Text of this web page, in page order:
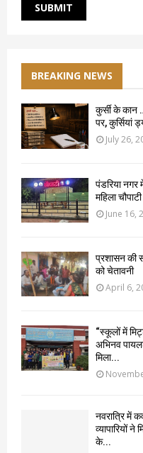
BREAKING NEWS
कुर्सी के कान
पर, कुर्सियां
July 26,
पंडरिया
महिला
June 16,
प्रशासन की
को चेतावनी
April 6,
“स्कूलों में
अभिनव
मिला...
नवरात्रि में
व्यापारियों ने
के...